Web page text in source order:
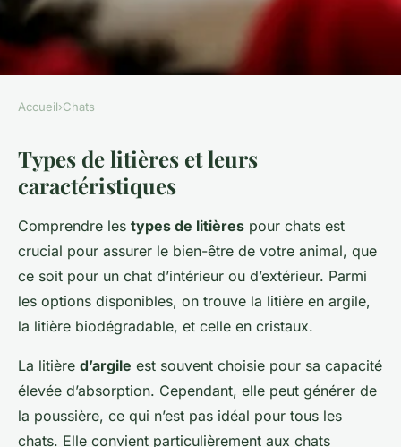
Quelle litière pour les chats
d'intérieur vs les chats
d'extérieur?
Clémence • 26 avril 2025 7 min de lecture
Accueil›Chats
Types de litières et leurs
caractéristiques
Comprendre les types de litières pour chats est
crucial pour assurer le bien-être de votre animal, que
ce soit pour un chat d’intérieur ou d’extérieur. Parmi
les options disponibles, on trouve la litière en argile,
la litière biodégradable, et celle en cristaux.
La litière d’argile est souvent choisie pour sa capacité
élevée d’absorption. Cependant, elle peut générer de
la poussière, ce qui n’est pas idéal pour tous les
chats. Elle convient particulièrement aux chats